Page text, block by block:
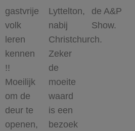
gastvrije
volk
leren
kennen
!!
Moeilijk
om de
deur te
openen,
Lyttelton,
nabij
Christchurch.
Zeker
de
moeite
waard
is een
bezoek
de A&P
Show.